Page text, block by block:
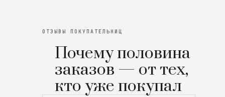
ОТЗЫВЫ ПОКУПАТЕЛЬНИЦ
Почему половина
заказов — от тех,
кто уже покупал